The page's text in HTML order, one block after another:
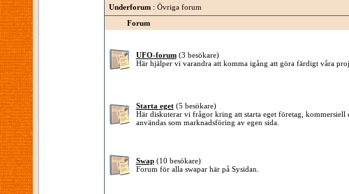
Underforum: Övriga forum
Forum
UFO-forum (3 besökare)
Här hjälper vi varandra att komma igång att göra färdigt våra
Starta eget (5 besökare)
Här diskuterar vi frågor kring att starta eget företag, kommersiell
användas som marknadsföring av egen sida.
Swap (10 besökare)
Forum för alla swapar här på Sysidan.